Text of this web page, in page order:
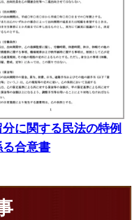
分に関する民法の特例
る合意書